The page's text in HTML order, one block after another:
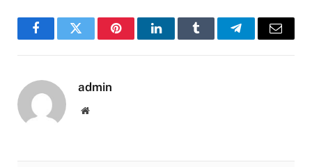
FacebookTwitter PinterestLinkedInTumblr TelegramEmail
admin
Website